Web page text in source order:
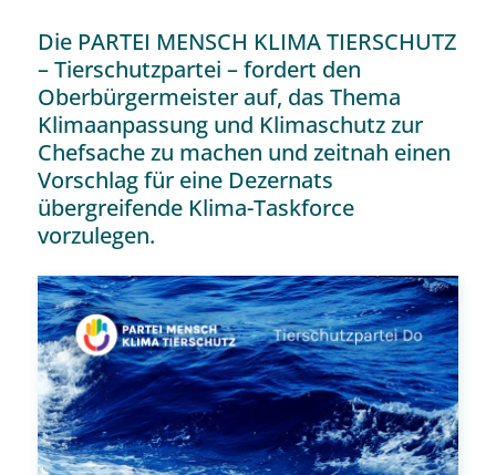
Die PARTEI MENSCH KLIMA TIERSCHUTZ
– Tierschutzpartei – fordert den
Oberbürgermeister auf, das Thema
Klimaanpassung und Klimaschutz zur
Chefsache zu machen und zeitnah einen
Vorschlag für eine Dezernats
übergreifende Klima-Taskforce
vorzulegen.